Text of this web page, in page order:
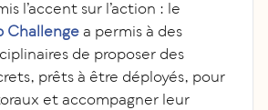
l’accent sur l’action : le
Challenge a permis à des
de proposer des
prêts à être déployés, pour
et accompagner leur